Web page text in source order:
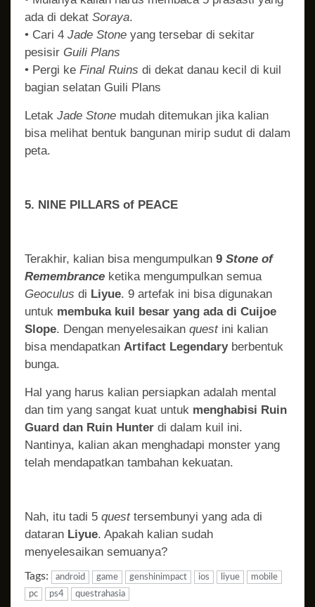
ada di dekat Soraya.
• Cari 4 Jade Stone yang tersebar di sekitar
pesisir Guili Plans
• Pergi ke Final Ruins di dekat danau kecil di kuil
bagian selatan Guili Plans
Letak Jade Stone mudah ditemukan jika kalian
bisa melihat bentuk bangunan mirip sudut di dalam
peta.
5. NINE PILLARS of PEACE
Terakhir, kalian bisa mengumpulkan 9 Stone of
Remembrance ketika mengumpulkan semua
Geoculus di Liyue. 9 artefak ini bisa digunakan
untuk membuka kuil besar yang ada di Cuijoe
Slope. Dengan menyelesaikan questini kalian
bisa mendapatkan Artifact Legendaryberbentuk
bunga.
Hal yang harus kalian persiapkan adalah mental
dan tim yang sangat kuat untuk menghabisi Ruin
Guard dan Ruin Hunter di dalam kuil ini.
Nantinya, kalian akan menghadapi monster yang
telah mendapatkan tambahan kekuatan.
Nah, itu tadi 5 questtersembunyi yang ada di
dataran Liyue. Apakah kalian sudah
menyelesaikan semuanya?
Tags: android game genshinimpact ios liyue
mobile
pc
ps4 questrahasia